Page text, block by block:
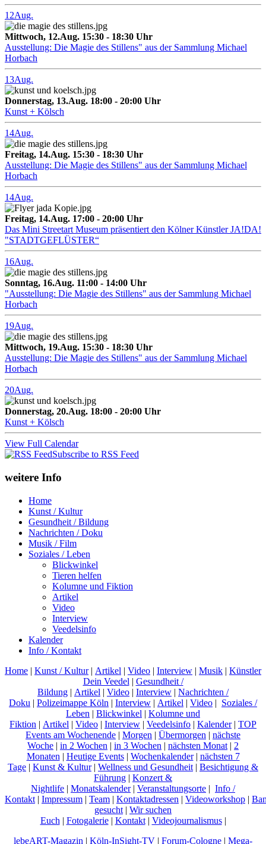
12Aug.
Mittwoch, 12.Aug. 15:30 - 18:30 Uhr
Ausstellung: Die Magie des Stillens" aus der Sammlung Michael
Horbach
13Aug.
Donnerstag, 13.Aug. 18:00 - 20:00 Uhr
Kunst + Kölsch
14Aug.
Freitag, 14.Aug. 15:30 - 18:30 Uhr
Ausstellung: Die Magie des Stillens" aus der Sammlung Michael
Horbach
14Aug.
Freitag, 14.Aug. 17:00 - 20:00 Uhr
Das Mini Streetart Museum präsentiert den Kölner Künstler JA!DA!
"STADTGEFLÜSTER“
16Aug.
Sonntag, 16.Aug. 11:00 - 14:00 Uhr
"Ausstellung: Die Magie des Stillens" aus der Sammlung Michael
Horbach
19Aug.
Mittwoch, 19.Aug. 15:30 - 18:30 Uhr
Ausstellung: Die Magie des Stillens" aus der Sammlung Michael
Horbach
20Aug.
Donnerstag, 20.Aug. 18:00 - 20:00 Uhr
Kunst + Kölsch
View Full Calendar
Subscribe to RSS Feed
weitere Info
Home
Kunst / Kultur
Gesundheit / Bildung
Nachrichten / Doku
Musik / Film
Soziales / Leben
Blickwinkel
Tieren helfen
Kolumne und Fiktion
Artikel
Video
Interview
Veedelsinfo
Kalender
Info / Kontakt
Home | Kunst / Kultur| Artikel | Video | Interview | Musik | Künstler
Dein Veedel | Gesundheit /
Bildung | Artikel | Video | Interview | Nachrichten /
Doku | Polizeimappe Köln | Interview | Artikel | Video | Soziales /
Leben | Blickwinkel | Kolumne und
Fiktion | Artikel | Video | Interview | Veedelsinfo | Kalender| TOP
Events am Wochenende | Morgen | Übermorgen | nächste
Woche | in 2 Wochen | in 3 Wochen | nächsten Monat | 2
Monaten | Heutige Events| Wochenkalender| nächsten 7
Tage | Kunst & Kultur| Wellness und Gesundheit | Besichtigung &
Führung | Konzert &
Nightlife | Monatskalender| Veranstaltungsorte | Info /
Kontakt | Impressum | Team | Kontaktadressen | Videoworkshop |
gesucht | Wir suchen
Euch | Fotogalerie| Kontakt| Videojournalismus|
lebeART-Magazin | Köln-InSight-TV | Forum-Cologne | Mega-